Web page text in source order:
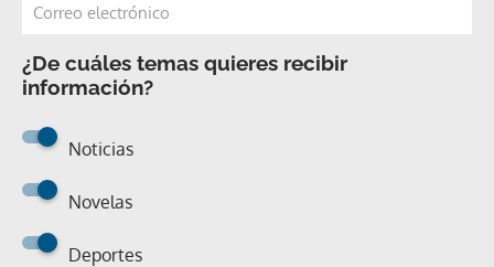
¿De cuáles temas quieres recibir
información?
Noticias
Novelas
Deportes